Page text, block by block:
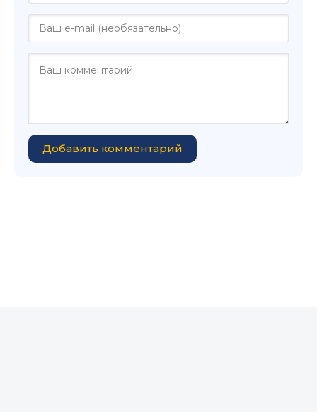
Добавить комментарий